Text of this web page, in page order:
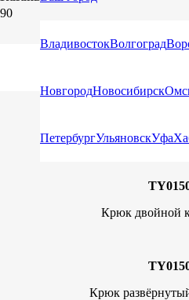
ВладивостокВолгоград
НовгородНовосибирск
ПетербургУльяновскУфа
Double j
Крюк
Крюк двойной
Крюк